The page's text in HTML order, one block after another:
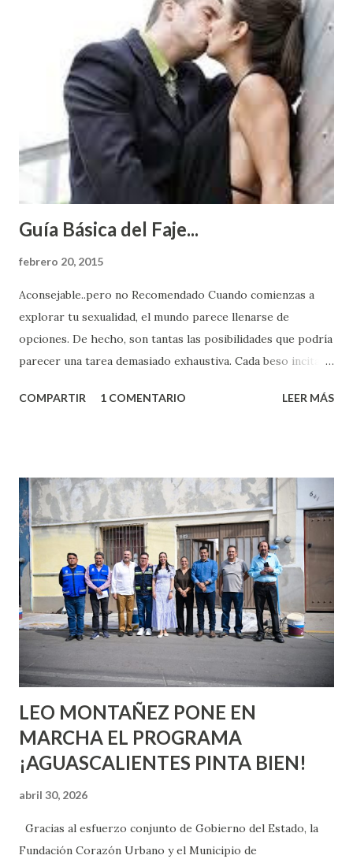
Guía Básica del Faje...
febrero 20, 2015
Aconsejable..pero no Recomendado Cuando comienzas a
explorar tu sexualidad, el mundo parece llenarse de
opciones. De hecho, son tantas las posibilidades que podría
parecer una tarea demasiado exhaustiva. Cada beso incita
partes de ti que jamás hubieras imaginado. El problema es
conoces ni la mitad de lo que deberías saber. Pero incluso
quienes ya han tenido relaciones sexuales no son expertos
o expertas en el tema. Siempre hay algo nuevo que
aprender y nuevas experiencias que conocer. Si eres una
chica y aún no has tenido relaciones sexuales, tal vez
pienses que el sexo será increíble y no puedas esperar para
experimentarlo, pero como cualquier persona con
experiencia te dirá, siempre es mejor cuando ambas partes
son suficientemen...
COMPARTIR 1 COMENTARIO LEER MÁS
LEO MONTAÑEZ PONE EN
MARCHA EL PROGRAMA
¡AGUASCALIENTES PINTA BIEN!
abril 30, 2026
Gracias al esfuerzo conjunto de Gobierno del Estado, la
Fundación Corazón Urbano y el Municipio de